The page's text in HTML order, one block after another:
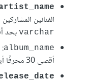
الفنانين
varchar بحد
album_name
:
أقصى 30 محرفًا أيضًا لتخزين أسم كل ألبوم.